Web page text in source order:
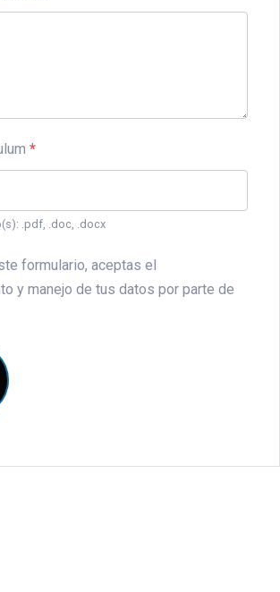
*
.pdf, .doc, .docx
formulario, aceptas el
y manejo de tus datos por parte de